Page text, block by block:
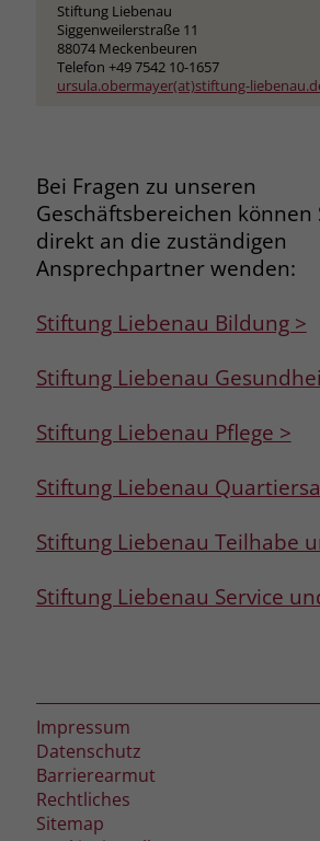
Stiftung Liebenau
Siggenweilerstraße 11
88074 Meckenbeuren
Telefon +49 7542 10-1657
ursula.obermayer(at)stiftung-
Bei Fragen zu unseren
Geschäftsbereichen können
direkt an die zuständigen
Ansprechpartner wenden:
Stiftung Liebenau Bildung >
Stiftung Liebenau
Stiftung Liebenau Pflege >
Stiftung Liebenau
Stiftung Liebenau Teilhabe
Stiftung Liebenau Service
Impressum
Datenschutz
Barrierearmut
Rechtliches
Sitemap